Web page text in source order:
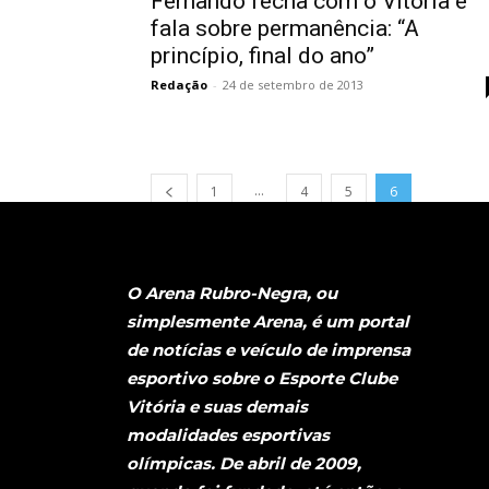
fala sobre permanência: “A
princípio, final do ano”
Redação - 24 de setembro de 2013
1 ... 4 5 6
O Arena Rubro-Negra, ou
simplesmente Arena, é um portal
de notícias e veículo de imprensa
esportivo sobre o Esporte Clube
Vitória e suas demais
modalidades esportivas
olímpicas. De abril de 2009,